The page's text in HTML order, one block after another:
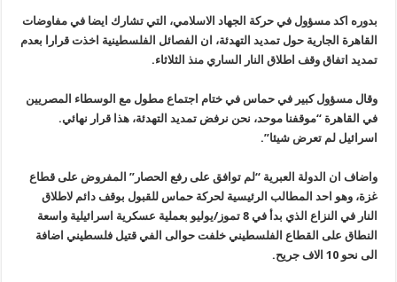
بدوره اكد مسؤول في حركة الجهاد الاسلامي، التي تشارك ايضا في مفاوضات
القاهرة الجارية حول تمديد التهدئة، ان الفصائل الفلسطينية اخذت قرارا بعدم
تمديد اتفاق وقف اطلاق النار الساري منذ الثلاثاء.
وقال مسؤول كبير في حماس في ختام اجتماع مطول مع الوسطاء المصريين
في القاهرة “موقفنا موحد، نحن نرفض تمديد التهدئة، هذا قرار نهائي.
اسرائيل لم تعرض شيئا”.
واضاف ان الدولة العبرية “لم توافق على رفع الحصار” المفروض على قطاع
غزة، وهو احد المطالب الرئيسية لحركة حماس للقبول بوقف دائم لاطلاق
النار في النزاع الذي بدأ في 8 تموز/يوليو بعملية عسكرية اسرائيلية واسعة
النطاق على القطاع الفلسطيني خلفت حوالى الفي قتيل فلسطيني اضافة
الى نحو 10 الاف جريح.